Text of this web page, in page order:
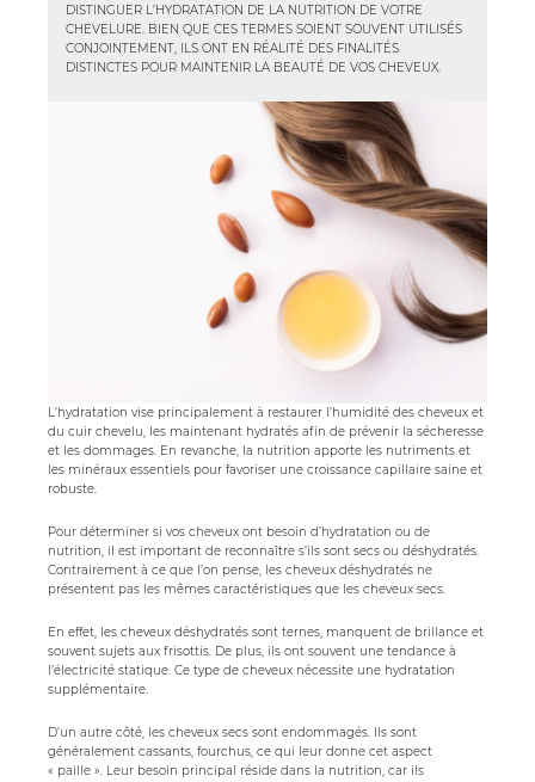
DISTINGUER L’HYDRATATION DE LA NUTRITION DE VOTRE
CHEVELURE. BIEN QUE CES TERMES SOIENT SOUVENT UTILISÉS
CONJOINTEMENT, ILS ONT EN RÉALITÉ DES FINALITÉS
DISTINCTES POUR MAINTENIR LA BEAUTÉ DE VOS CHEVEUX.
L’hydratation vise principalement à restaurer l’humidité des cheveux et
du cuir chevelu, les maintenant hydratés afin de prévenir la sécheresse
et les dommages. En revanche, la nutrition apporte les nutriments et
les minéraux essentiels pour favoriser une croissance capillaire saine et
robuste.
Pour déterminer si vos cheveux ont besoin d’hydratation ou de
nutrition, il est important de reconnaître s’ils sont secs ou déshydratés.
Contrairement à ce que l’on pense, les cheveux déshydratés ne
présentent pas les mêmes caractéristiques que les cheveux secs.
En effet, les cheveux déshydratés sont ternes, manquent de brillance et
souvent sujets aux frisottis. De plus, ils ont souvent une tendance à
l’électricité statique. Ce type de cheveux nécessite une hydratation
supplémentaire.
D’un autre côté, les cheveux secs sont endommagés. Ils sont
généralement cassants, fourchus, ce qui leur donne cet aspect
« paille ». Leur besoin principal réside dans la nutrition, car ils